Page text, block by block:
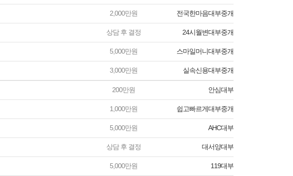
2,000만원 전국한마음대부중개
상담 후 결정 24시월변대부중개
5,000만원 스마일머니대부중개
3,000만원 실속신용대부중개
200만원 안심대부
1,000만원 쉽고빠르게대부중개
5,000만원 AHC대부
상담 후 결정 대서양대부
5,000만원 119대부